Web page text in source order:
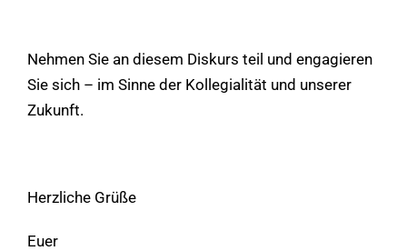
Nehmen Sie an diesem Diskurs teil und engagieren
Sie sich – im Sinne der Kollegialität und unserer
Zukunft.
Herzliche Grüße
Euer